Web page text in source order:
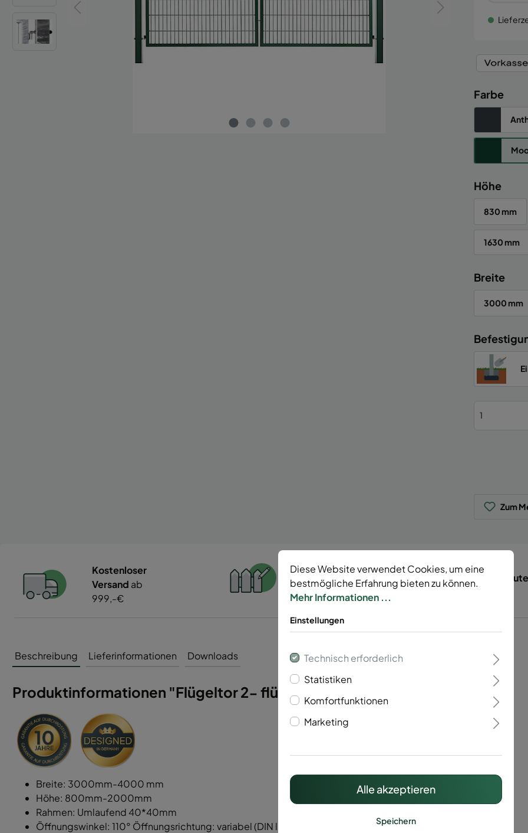
Zaun-Zubehör
Farbe
Höhe
830 mm
1630 mm
Breite
3000 mm
Zum
Kostenloser
Versand ab
999,-€
55 Jahre Erfahrung Tierisch
Beschreibung Lieferinformationen Downloads
Produktinformationen "Flügeltor 2- flügelig Vario 40"
Breite: 3000mm-4000 mm
Höhe: 800mm-2000mm
Rahmen: Umlaufend 40*40mm
Öffnungswinkel: 110° Öffnungsrichtung: variabel (DIN li/re.)
Diese Website verwendet Cookies, um eine
bestmögliche Erfahrung bieten zu können.
Mehr Informationen ...
Einstellungen
Technisch erforderlich
Statistiken
Komfortfunktionen
Marketing
Alle akzeptieren
Speichern